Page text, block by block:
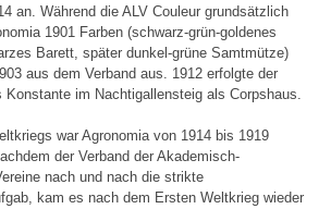
an. Während die ALV Couleur grundsätzlich
1901 Farben (schwarz-grün-goldenes
Barett, später dunkel-grüne Samtmütze)
aus dem Verband aus. 1912 erfolgte der
im Nachtigallensteig als Corpshaus.
war Agronomia von 1914 bis 1919
der Verband der Akademisch-
nach und nach die strikte
kam es nach dem Ersten Weltkrieg wieder